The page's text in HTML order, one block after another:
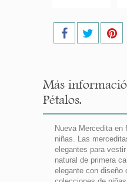
Más
Pétalos.
Nueva Mercedita
niñas. Las
elegantes para
natural de primera
elegante con diseño